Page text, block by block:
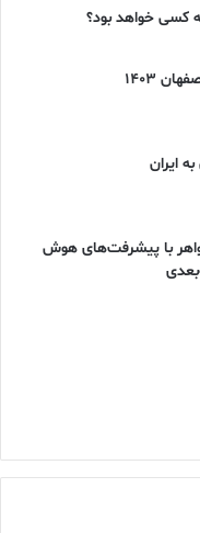
کسی خواهد بود؟
1403
ایران
با پیشرفت‌های هوش